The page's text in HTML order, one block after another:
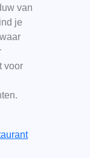
van
je
voor